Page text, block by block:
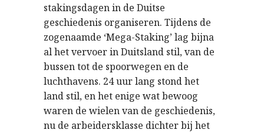
stakingsdagen in de Duitse
geschiedenis organiseren. Tijdens de
zogenaamde ‘Mega-Staking’ lag bijna
al het vervoer in Duitsland stil, van de
bussen tot de spoorwegen en de
luchthavens. 24 uur lang stond het
land stil, en het enige wat bewoog
waren de wielen van de geschiedenis,
nu de arbeidersklasse dichter bij het